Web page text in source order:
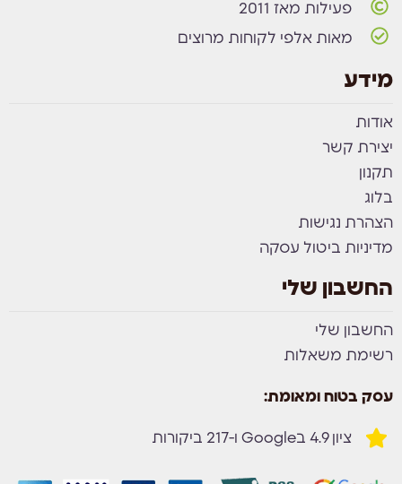
פעילות מאז 2011
מאות אלפי לקוחות מרוצים
מידע
אודות
יצירת קשר
תקנון
בלוג
הצהרת נגישות
מדיניות ביטול עסקה
החשבון שלי
החשבון שלי
רשימת משאלות
עסק בטוח ומאומת:
ציון 4.9 בGoogle ו-217 ביקורות